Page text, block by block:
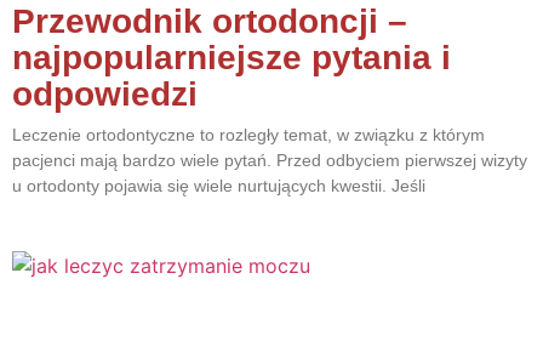
Przewodnik ortodoncji –
najpopularniejsze pytania i
odpowiedzi
Leczenie ortodontyczne to rozległy temat, w związku z którym
pacjenci mają bardzo wiele pytań. Przed odbyciem pierwszej wizyty
u ortodonty pojawia się wiele nurtujących kwestii. Jeśli